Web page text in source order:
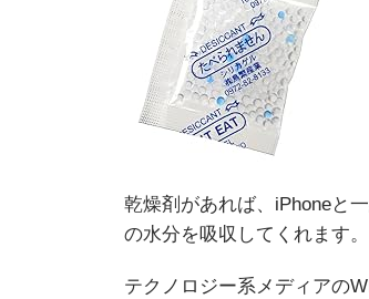
乾燥剤があれば、iPhoneと
の水分を吸収してくれます。
テクノロジー系メディアの